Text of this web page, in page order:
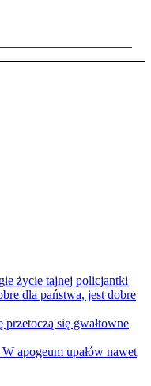
życie tajnej policjantki
dla państwa, jest dobre
przetoczą się gwałtowne
apogeum upałów nawet